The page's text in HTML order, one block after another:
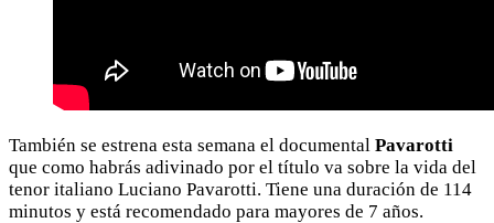
También se estrena esta semana el documental Pavarotti
que como habrás adivinado por el título va sobre la vida del
tenor italiano Luciano Pavarotti. Tiene una duración de 114
minutos y está recomendado para mayores de 7 años.